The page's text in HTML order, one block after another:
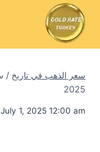
سعر الذهب في تاريخ /
2025
July 1, 2025 12:00 am